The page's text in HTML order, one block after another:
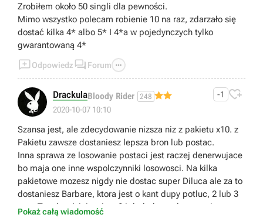
Zrobiłem około 50 singli dla pewności.
Mimo wszystko polecam robienie 10 na raz, zdarzało się
dostać kilka 4* albo 5* I 4*a w pojedynczych tylko
gwarantowaną 4*
Odpowiedz  Forum 
DrackulaBloody Rider 248
2020-10-07 10:10
-1 
Szansa jest, ale zdecydowanie nizsza niz z pakietu x10. z
Pakietu zawsze dostaniesz lepsza bron lub postac.
Inna sprawa ze losowanie postaci jest raczej denerwujace
bo maja one inne wspolczynniki losowosci. Na kilka
pakietowe mozesz nigdy nie dostac super Diluca ale za to
dostaniesz Barbare, ktora jest o kant dupy potluc, 2 lub 3
razy. Tym bardziej ze jest 24 dodatkowych postaci.
Pokaż całą wiadomość